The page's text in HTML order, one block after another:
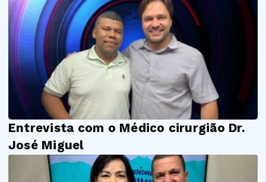
Entrevista com o Médico cirurgião Dr.
José Miguel